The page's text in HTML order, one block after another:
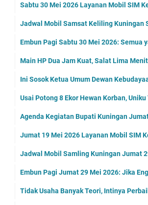
Sabtu 30 Mei 2026 Layanan Mobil SIM
Jadwal Mobil Samsat Keliling Kuningan
Embun Pagi Sabtu 30 Mei 2026: Semua
Main HP Dua Jam Kuat, Salat Lima
Ini Sosok Ketua Umum Dewan
Usai Potong 8 Ekor Hewan Korban,
Agenda Kegiatan Bupati Kuningan
Jumat 19 Mei 2026 Layanan Mobil SIM
Jadwal Mobil Samling Kuningan Jumat
Embun Pagi Jumat 29 Mei 2026: Jika
Tidak Usaha Banyak Teori, Intinya